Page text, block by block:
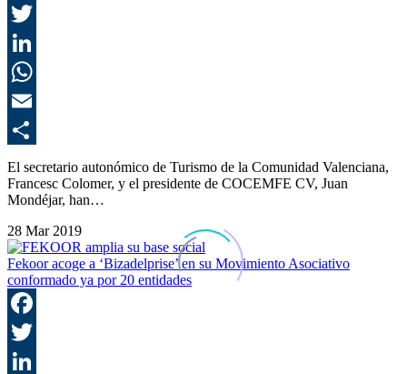
El secretario autonómico de Turismo de la Comunidad Valenciana,
Francesc Colomer, y el presidente de COCEMFE CV, Juan
Mondéjar, han…
28 Mar 2019
Fekoor acoge a ‘Bizadelprise’ en su Movimiento Asociativo
conformado ya por 20 entidades